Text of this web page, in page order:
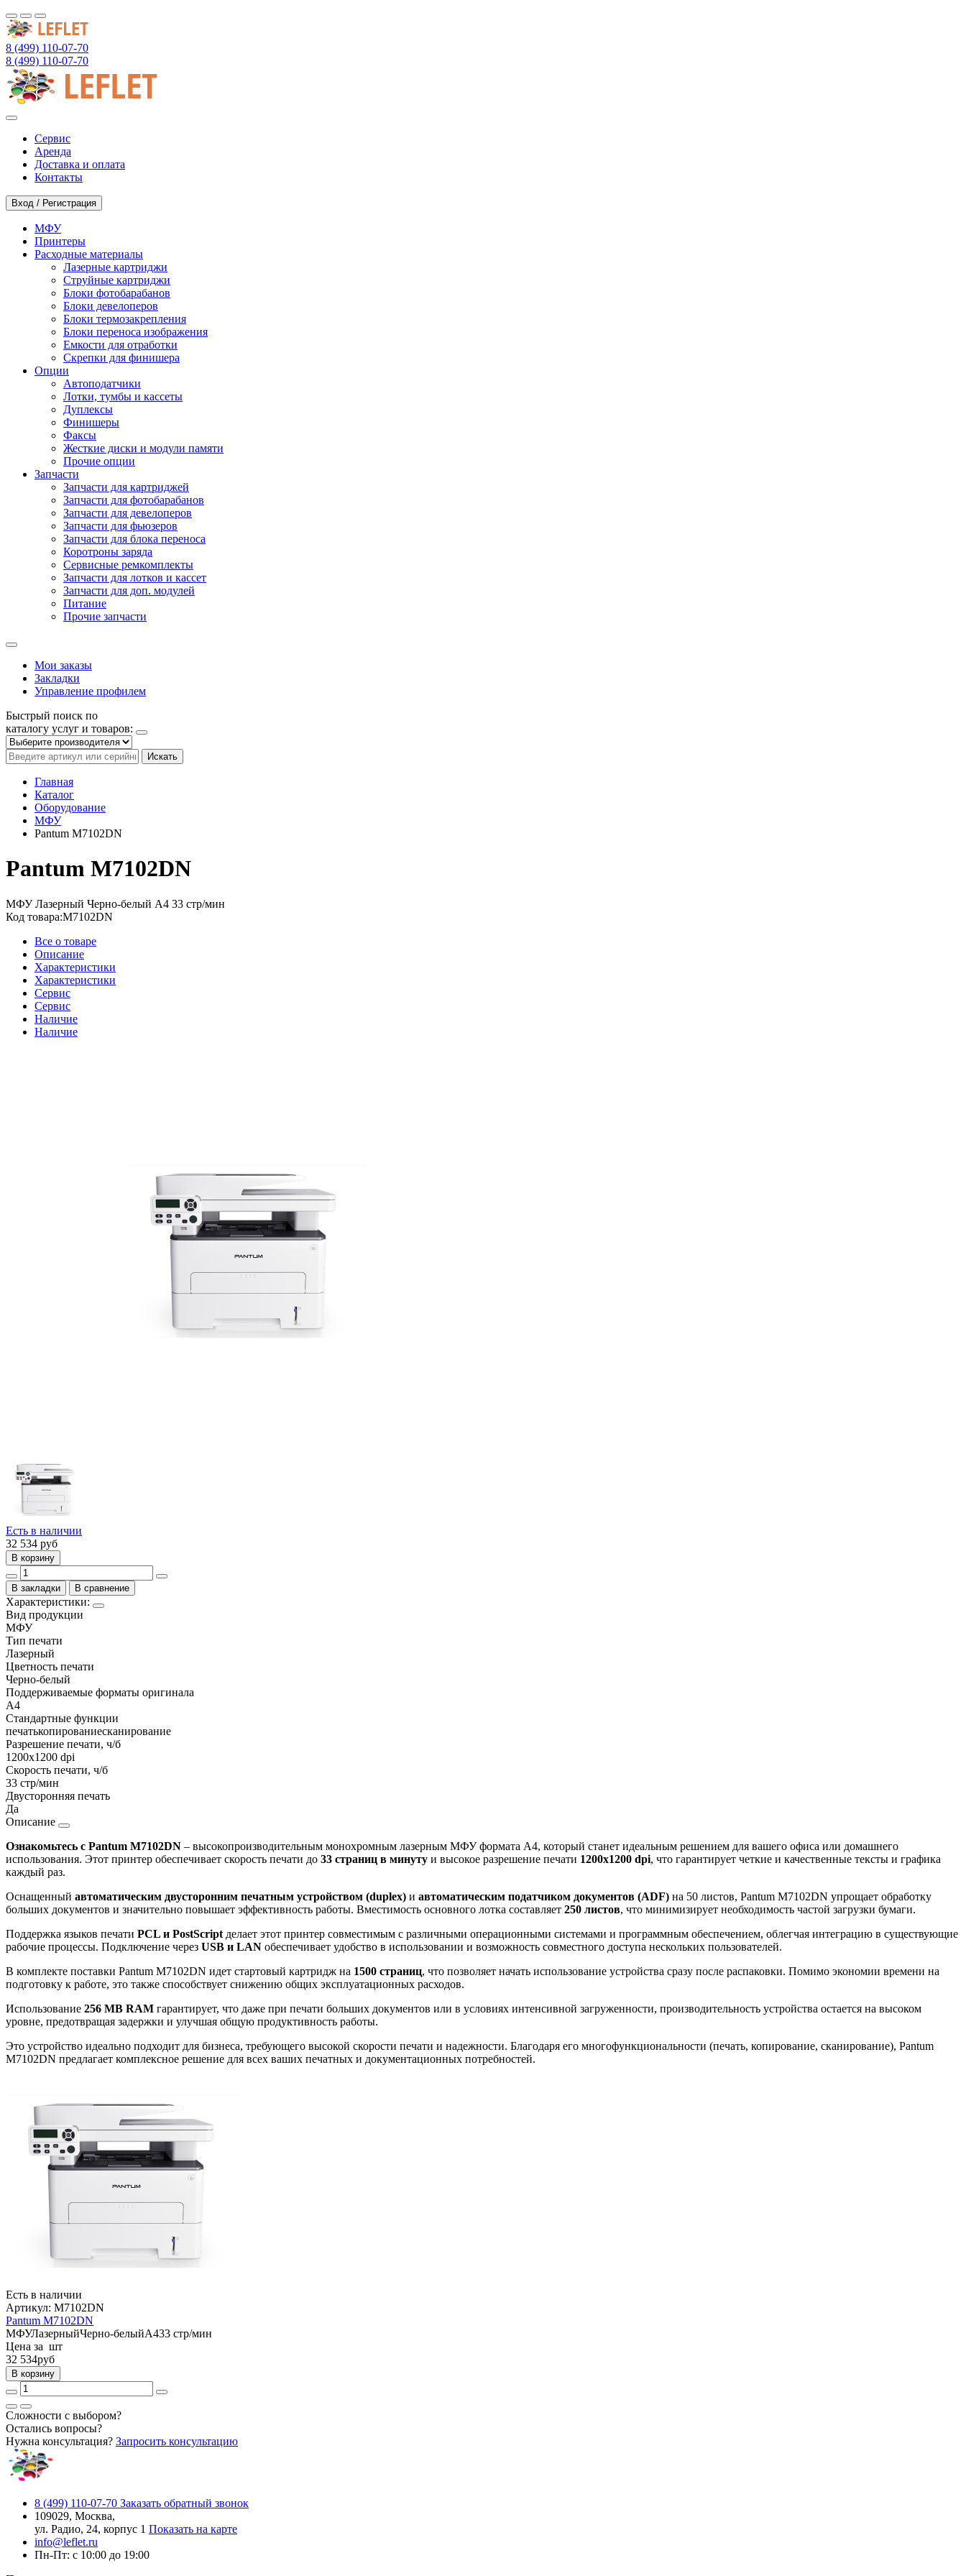
8 (499) 110-07-70
8 (499) 110-07-70
Сервис
Аренда
Доставка и оплата
Контакты
Вход / Регистрация
МФУ
Принтеры
Расходные материалы
Лазерные картриджи
Струйные картриджи
Блоки фотобарабанов
Блоки девелоперов
Блоки термозакрепления
Блоки переноса изображения
Емкости для отработки
Скрепки для финишера
Опции
Автоподатчики
Лотки, тумбы и кассеты
Дуплексы
Финишеры
Факсы
Жесткие диски и модули памяти
Прочие опции
Запчасти
Запчасти для картриджей
Запчасти для фотобарабанов
Запчасти для девелоперов
Запчасти для фьюзеров
Запчасти для блока переноса
Коротроны заряда
Сервисные ремкомплекты
Запчасти для лотков и кассет
Запчасти для доп. модулей
Питание
Прочие запчасти
Мои заказы
Закладки
Управление профилем
Быстрый поиск по
каталогу услуг и товаров:
Искать
Главная
Каталог
Оборудование
МФУ
Pantum M7102DN
Pantum M7102DN
МФУ Лазерный Черно-белый A4 33 стр/мин
Код товара:M7102DN
Все о товаре
Описание
Характеристики
Характеристики
Сервис
Сервис
Наличие
Наличие
Есть в наличии
32 534 руб
В корзину
В закладки В сравнение
Характеристики:
Вид продукции
МФУ
Тип печати
Лазерный
Цветность печати
Черно-белый
Поддерживаемые форматы оригинала
A4
Стандартные функции
печатькопированиесканирование
Разрешение печати, ч/б
1200x1200 dpi
Скорость печати, ч/б
33 стр/мин
Двусторонняя печать
Да
Описание
Ознакомьтесь с Pantum M7102DN – высокопроизводительным монохромным лазерным МФУ формата A4, который станет идеальным решением для вашего офиса или домашнего
использования. Этот принтер обеспечивает скорость печати до 33 страниц в минуту и высокое разрешение печати 1200x1200 dpi, что гарантирует четкие и качественные тексты и графика
каждый раз.
Оснащенный автоматическим двусторонним печатным устройством (duplex) и автоматическим податчиком документов (ADF) на 50 листов, Pantum M7102DN упрощает обработку
больших документов и значительно повышает эффективность работы. Вместимость основного лотка составляет 250 листов, что минимизирует необходимость частой загрузки бумаги.
Поддержка языков печати PCL и PostScript делает этот принтер совместимым с различными операционными системами и программным обеспечением, облегчая интеграцию в существующие
рабочие процессы. Подключение через USB и LAN обеспечивает удобство в использовании и возможность совместного доступа нескольких пользователей.
В комплекте поставки Pantum M7102DN идет стартовый картридж на 1500 страниц, что позволяет начать использование устройства сразу после распаковки. Помимо экономии времени на
подготовку к работе, это также способствует снижению общих эксплуатационных расходов.
Использование 256 MB RAM гарантирует, что даже при печати больших документов или в условиях интенсивной загруженности, производительность устройства остается на высоком
уровне, предотвращая задержки и улучшая общую продуктивность работы.
Это устройство идеально подходит для бизнеса, требующего высокой скорости печати и надежности. Благодаря его многофункциональности (печать, копирование, сканирование), Pantum
M7102DN предлагает комплексное решение для всех ваших печатных и документационных потребностей.
Есть в наличии
Артикул: M7102DN
Pantum M7102DN
МФУЛазерныйЧерно-белыйA433 стр/мин
Цена за шт
32 534руб
В корзину
Сложности с выбором?
Остались вопросы?
Нужна консультация? Запросить консультацию
8 (499) 110-07-70 Заказать обратный звонок
109029, Москва,
ул. Радио, 24, корпус 1 Показать на карте
info@leflet.ru
Пн-Пт: с 10:00 до 19:00